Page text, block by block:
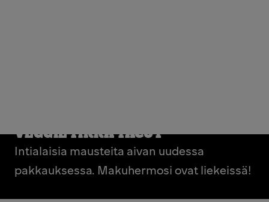
VEGGIE TIKKA TACOT
Intialaisia mausteita aivan uudessa
pakkauksessa. Makuhermosi ovat liekeissä!